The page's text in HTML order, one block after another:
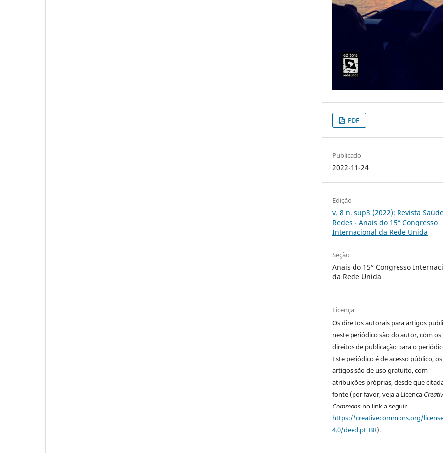
PDF
Publicado
2022-11-24
Edição
v. 8 n. sup3 (2022): Revista
Redes - Anais do 15° Congresso
Internacional da Rede Unida
Seção
Anais do 15° Congresso
da Rede Unida
Licença
Os direitos autorais para artigos
neste periódico são do autor, com os
direitos de publicação para o
Este periódico é de acesso público, os
artigos são de uso gratuito, com
atribuições próprias, desde que
fonte (por favor, veja a Licença
Commons no link a seguir
https://creativecommons.org/
4.0/deed.pt_BR).